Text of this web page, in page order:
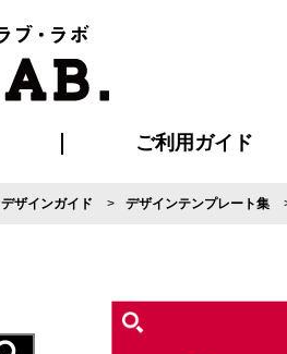
ご利用ガイド
ご利用ガイド
はじめての方へ
再注文の方へ
お支払い方法について
割引まとめページ
発送・特急サービスについて
版の保管期限について
マイページ会員のメリット
よくあるご質問
デザインガイド デザインテンプレート集